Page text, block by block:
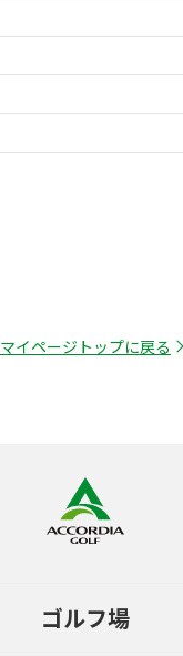
マイページトップに戻る
ゴルフ場